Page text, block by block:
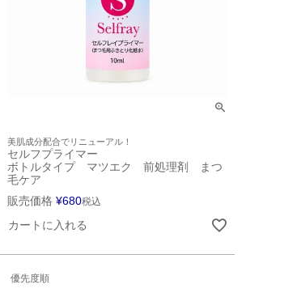
美肌成分配合でリニューアル！
セルフプライマー
ボトルタイプ マツエク 前処理剤 まつ
毛ケア
販売価格 ¥680税込
カートに入れる
優先度順